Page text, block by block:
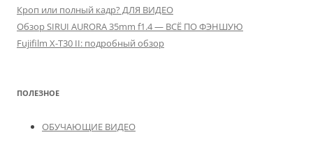
Кроп или полный кадр? ДЛЯ ВИДЕО
Обзор SIRUI AURORA 35mm f1.4 — ВСЁ ПО ФЭНШУЮ
Fujifilm X-T30 II: подробный обзор
ПОЛЕЗНОЕ
ОБУЧАЮЩИЕ ВИДЕО